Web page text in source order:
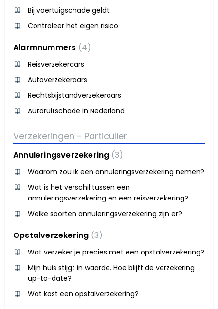
Bij voertuigschade geldt:
Controleer het eigen risico
Alarmnummers 4
Reisverzekeraars
Autoverzekeraars
Rechtsbijstandverzekeraars
Autoruitschade in Nederland
Verzekeringen - Particulier
Annuleringsverzekering 3
Waarom zou ik een annuleringsverzekering nemen?
Wat is het verschil tussen een
annuleringsverzekering en een reisverzekering?
Welke soorten annuleringsverzekering zijn er?
Opstalverzekering 3
Wat verzeker je precies met een opstalverzekering?
Mijn huis stijgt in waarde. Hoe blijft de verzekering
up-to-date?
Wat kost een opstalverzekering?